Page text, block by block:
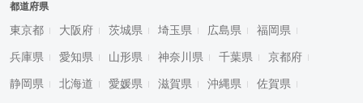
都道府県
東京都 大阪府 茨城県 埼玉県 広島県 福岡県
兵庫県 愛知県 山形県 神奈川県 千葉県 京都府
静岡県 北海道 愛媛県 滋賀県 沖縄県 佐賀県